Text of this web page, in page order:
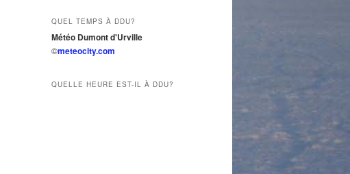
QUEL TEMPS À DDU?
Météo Dumont d'Urville
©meteocity.com
QUELLE HEURE EST-IL À DDU?